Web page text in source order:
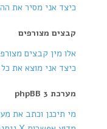
כיצד אני מסיר את
קבצים מצורפים
אלו מין קבצים
כיצד אני מוצא את
מערכת phpBB 3
מי תיכנן וכתב את